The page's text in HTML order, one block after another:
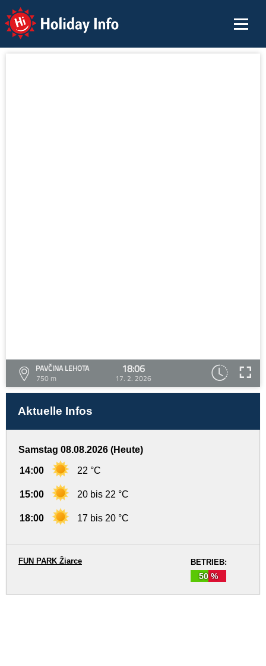
Holiday Info
PAVČINA LEHOTA
750 m
18:06
17. 2. 2026
Aktuelle Infos
Samstag 08.08.2026 (Heute)
14:00 22 °C
15:00 20 bis 22 °C
18:00 17 bis 20 °C
BETRIEB:
50 %
FUN PARK Žiarce